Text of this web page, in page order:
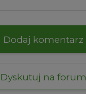
Dodaj komentarz
Dyskutuj na forum